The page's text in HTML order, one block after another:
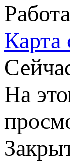
Карта
На